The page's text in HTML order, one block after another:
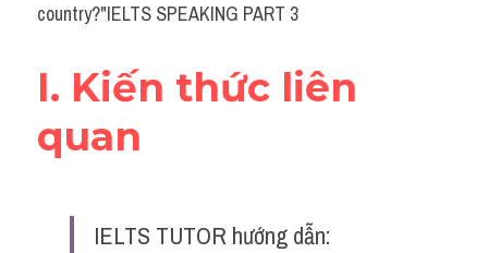
country?"IELTS SPEAKING PART 3
I. Kiến thức liên
quan
IELTS TUTOR hướng dẫn: